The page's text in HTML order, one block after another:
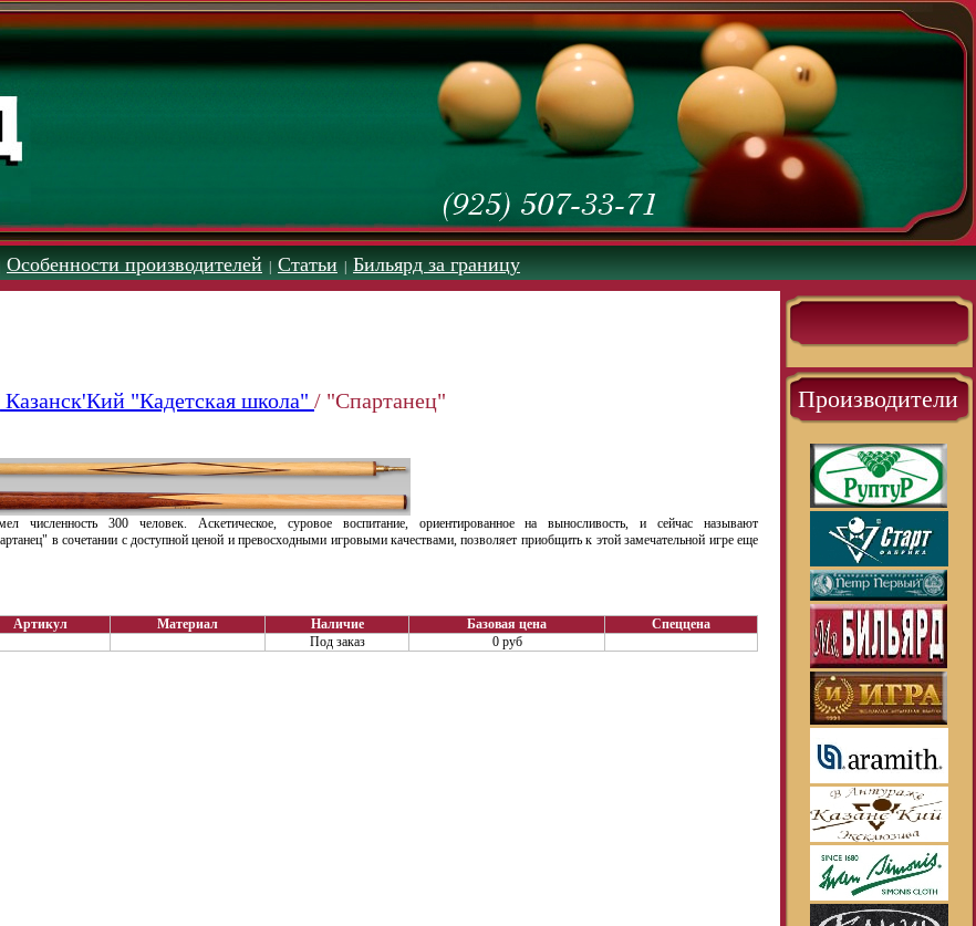
Особенности производителей Статьи Бильярд за границу
Казанск'Кий "Кадетская школа" / "Спартанец"
численность 300 человек. Аскетическое, суровое воспитание, ориентированное на выносливость, и сейчас называют
в сочетании с доступной ценой и превосходными игровыми качествами, позволяет приобщить к этой замечательной игре еще
Артикул Материал Наличие Базовая цена
Спеццена
Под заказ
0 руб
Производители